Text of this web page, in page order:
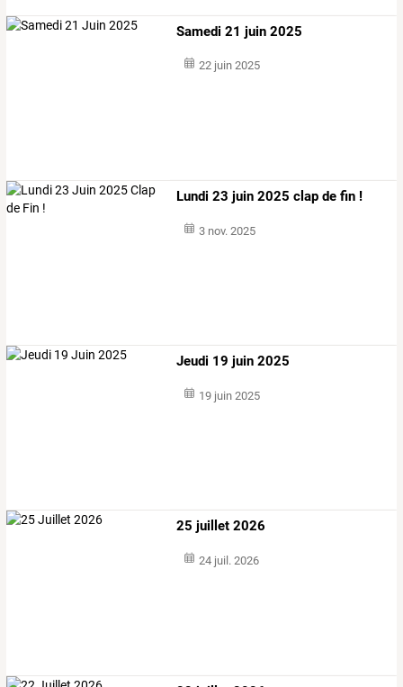
Samedi 21 juin 2025
22 juin 2025
Lundi 23 juin 2025 clap de fin !
3 nov. 2025
Jeudi 19 juin 2025
19 juin 2025
25 juillet 2026
24 juil. 2026